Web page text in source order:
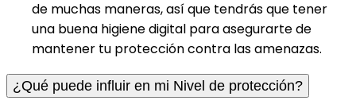
de muchas maneras, así que tendrás que tener
una buena higiene digital para asegurarte de
mantener tu protección contra las amenazas.
¿Qué puede influir en mi Nivel de protección?